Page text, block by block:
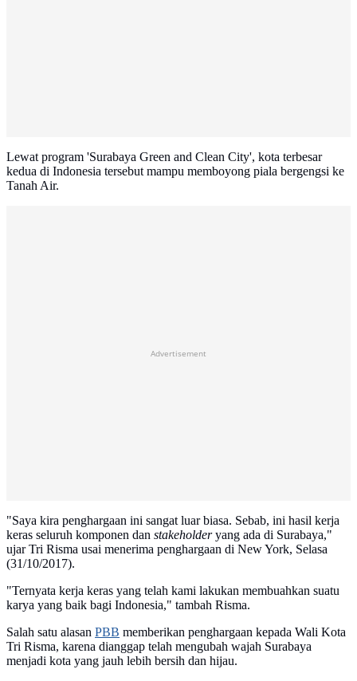
Lewat program 'Surabaya Green and Clean City', kota terbesar
kedua di Indonesia tersebut mampu memboyong piala bergengsi ke
Tanah Air.
Advertisement
"Saya kira penghargaan ini sangat luar biasa. Sebab, ini hasil kerja
keras seluruh komponen dan stakeholderyang ada di Surabaya,"
ujar Tri Risma usai menerima penghargaan di New York, Selasa
(31/10/2017).
"Ternyata kerja keras yang telah kami lakukan membuahkan suatu
karya yang baik bagi Indonesia," tambah Risma.
Salah satu alasan PBB memberikan penghargaan kepada Wali Kota
Tri Risma, karena dianggap telah mengubah wajah Surabaya
menjadi kota yang jauh lebih bersih dan hijau.